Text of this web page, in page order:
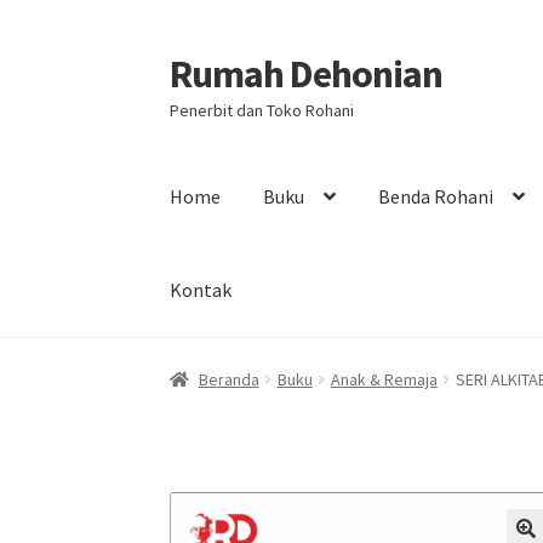
Skip
to
navigation
Skip
to
content
Rumah Dehonian
Penerbit dan Toko Rohani
Home Buku Benda Rohani
Kontak
Beranda Beranda Rohani Berkat Benda
Beranda Buku Anak & Remaja SERI